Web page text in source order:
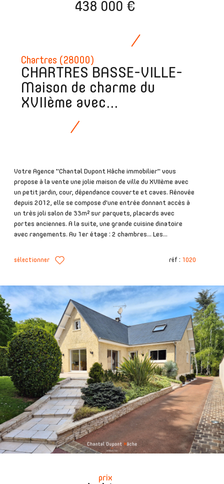
Chartres (28000)
CHARTRES BASSE-VILLE-
Maison de charme du
XVIIème avec...
Votre Agence "Chantal Dupont Hâche immobilier" vous
propose à la vente une jolie maison de ville du XVIIème avec
un petit jardin, cour, dépendance couverte et caves. Rénovée
depuis 2012, elle se compose d'une entrée donnant accès à
un très joli salon de 33m² sur parquets, placards avec
portes anciennes. A la suite, une grande cuisine dinatoire
avec rangements. Au 1er étage : 2 chambres... Les...
438 000 €
sélectionner réf : 1020
prix